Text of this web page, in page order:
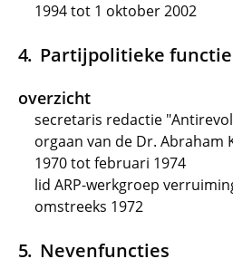
1994 tot 1 oktober 2002
Partijpolitieke
overzicht
secretaris redactie
orgaan van de Dr. Abraham
1970 tot februari 1974
lid ARP-werkgroep
omstreeks 1972
Nevenfuncties